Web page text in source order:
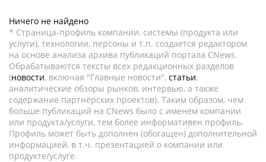
Ничего не найдено
* Страница-профиль компании, системы (продукта или
услуги), технологии, персоны и т.п. создается редактором
на основе анализа архива публикаций портала CNews.
Обрабатываются тексты всех редакционных разделов
(новости, включая "Главные новости", статьи,
аналитические обзоры рынков, интервью, а также
содержание партнёрских проектов). Таким образом, чем
больше публикаций на CNews было с именем компании
или продукта/услуги, тем более информативен профиль.
Профиль может быть дополнен (обогащен) дополнительной
информацией, в т.ч. презентацией о компании или
продукте/услуге.